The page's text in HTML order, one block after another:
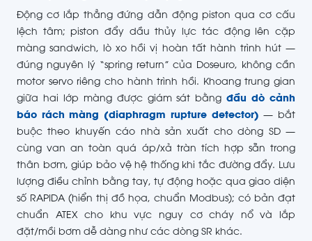
Động cơ lắp thẳng đứng dẫn động piston qua cơ cấu
lệch tâm; piston đẩy dầu thủy lực tác động lên cặp
màng sandwich, lò xo hồi vị hoàn tất hành trình hút —
đúng nguyên lý “spring return” của Doseuro, không cần
motor servo riêng cho hành trình hồi. Khoang trung gian
giữa hai lớp màng được giám sát bằngđầu dò cảnh
báo rách màng (diaphragm rupture detector) — bắt
buộc theo khuyến cáo nhà sản xuất cho dòng SD —
cùng van an toàn quá áp/xả tràn tích hợp sẵn trong
thân bơm, giúp bảo vệ hệ thống khi tắc đường đẩy. Lưu
lượng điều chỉnh bằng tay, tự động hoặc qua giao diện
số RAPIDA (hiển thị đồ họa, chuẩn Modbus); có bản đạt
chuẩn ATEX cho khu vực nguy cơ cháy nổ và lắp
đặt/mồi bơm dễ dàng như các dòng SR khác.